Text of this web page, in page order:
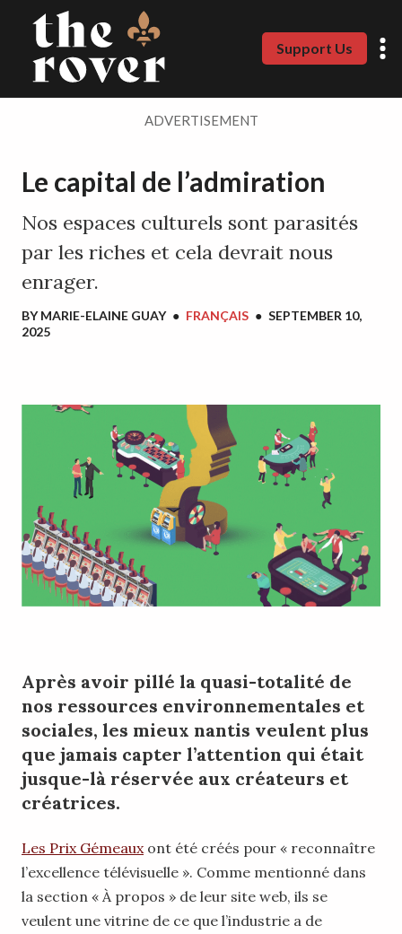
Support Us
ADVERTISEMENT
Le capital de l’admiration
Nos espaces culturels sont parasités
par les riches et cela devrait nous
enrager.
BYMARIE-ELAINE GUAY ● FRANÇAIS ● SEPTEMBER 10,
2025
Après avoir pillé la quasi-totalité de
nos ressources environnementales et
sociales, les mieux nantis veulent plus
que jamais capter l’attention qui était
jusque-là réservée aux créateurs et
créatrices.
Les Prix Gémeaux ont été créés pour « reconnaître
l’excellence télévisuelle ». Comme mentionné dans
la section « À propos » de leur site web, ils se
veulent une vitrine de ce que l’industrie a de